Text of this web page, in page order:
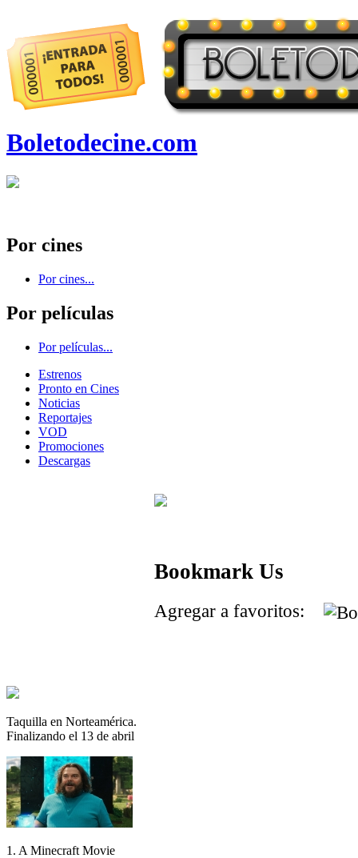
Boletodecine.com
Por cines
Por cines...
Por películas
Por películas...
Estrenos
Pronto en Cines
Noticias
Reportajes
VOD
Promociones
Descargas
Taquilla en Norteamérica.
Finalizando el 13 de abril
1. A Minecraft Movie
Bookmark Us
Agregar a favoritos: